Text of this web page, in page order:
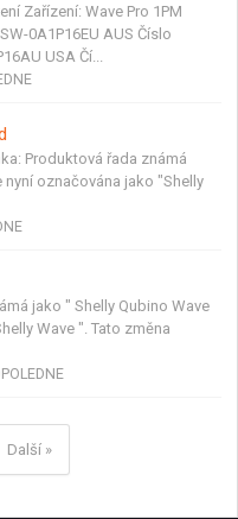
Zařízení: Wave Pro 1PM
0A1P16EU AUS Číslo
USA Čí...
Produktová řada známá
označována jako "Shelly
jako " Shelly Qubino Wave
Wave ". Tato změna
Další »